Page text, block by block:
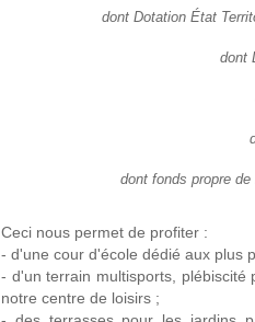
dont Dotation État
dont
dont fonds propre de
Ceci nous permet de profiter :
- d'une cour d'école dédié aux plus
- d'un terrain multisports, plébiscité
notre centre de loisirs ;